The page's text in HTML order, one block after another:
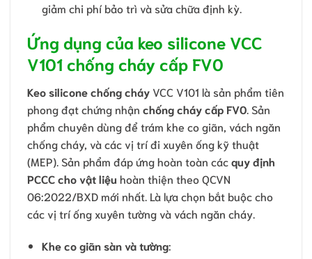
giảm chi phí bảo trì và sửa chữa định kỳ.
Ứng dụng của keo silicone VCC
V101 chống cháy cấp FV0
Keo silicone chống cháy VCC V101 là sản phẩm tiên
phong đạt chứng nhận chống cháy cấp FV0 . Sản
phẩm chuyên dùng để trám khe co giãn, vách ngăn
chống cháy, và các vị trí đi xuyên ống kỹ thuật
(MEP). Sản phẩm đáp ứng hoàn toàn cácquy định
PCCC cho vật liệu hoàn thiện theo QCVN
06:2022/BXD mới nhất. Là lựa chọn bắt buộc cho
các vị trí ống xuyên tường và vách ngăn cháy.
Khe co giãn sàn và tường: